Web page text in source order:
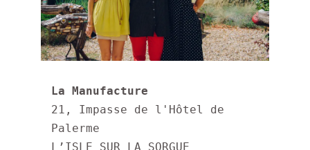
La Manufacture
21, Impasse de l'Hôtel de
Palerme
L’ISLE SUR LA SORGUE